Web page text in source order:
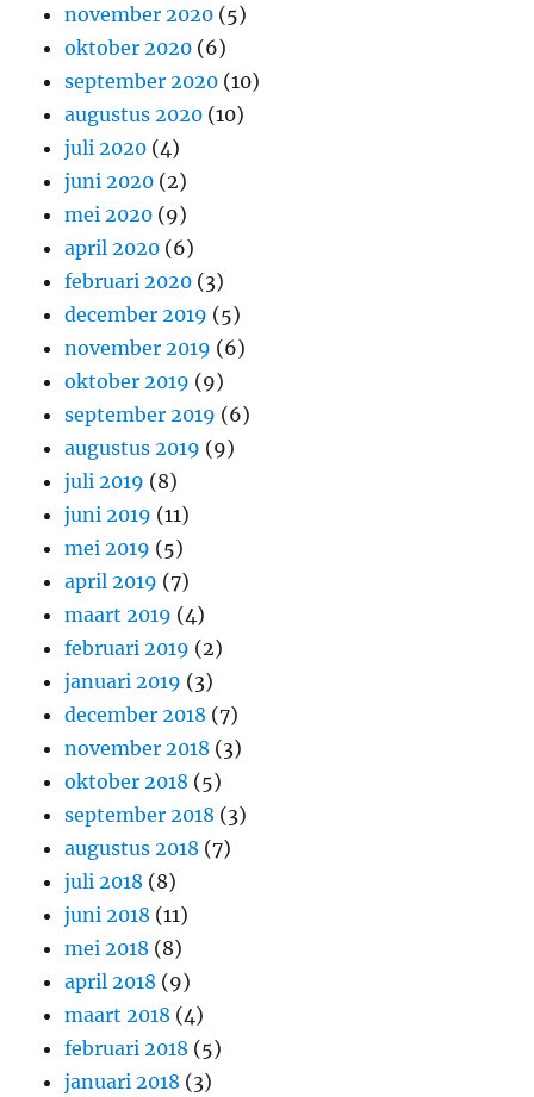
november 2020 (5)
oktober 2020 (6)
september 2020 (10)
augustus 2020 (10)
juli 2020 (4)
juni 2020 (2)
mei 2020 (9)
april 2020 (6)
februari 2020 (3)
december 2019 (5)
november 2019 (6)
oktober 2019 (9)
september 2019 (6)
augustus 2019 (9)
juli 2019 (8)
juni 2019 (11)
mei 2019 (5)
april 2019 (7)
maart 2019 (4)
februari 2019 (2)
januari 2019 (3)
december 2018 (7)
november 2018 (3)
oktober 2018 (5)
september 2018 (3)
augustus 2018 (7)
juli 2018 (8)
juni 2018 (11)
mei 2018 (8)
april 2018 (9)
maart 2018 (4)
februari 2018 (5)
januari 2018 (3)